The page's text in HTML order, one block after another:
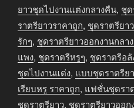
ยาว
ออกงาน
กลาง
คืน
สีชมพู
ชิ้น
ยาวชุดไปงานแต่งกลางคืน, ชุด
ราตรียาวราคาถูก, ชุดราตรียา
รักๆ, ชุดราตรียาวออกงานกลา
แพง, ชุดราตรีหรูๆ, ชุดราตรีอลั
ชุดไปงานแต่ง, แบบชุดราตรีย
เรียบหรู ราคาถูก, แฟชั่นชุดรา
ชุดราตรียาว, ชุดราตรียาวออก